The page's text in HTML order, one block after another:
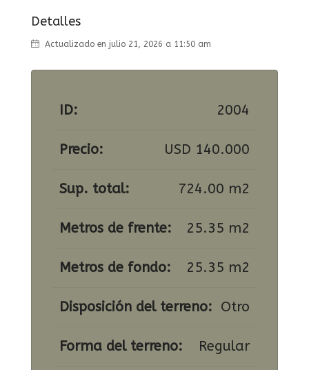
Detalles
Actualizado en julio 21, 2026 a 11:50 am
ID: 2004
Precio: USD 140.000
Sup. total: 724.00 m2
Metros de frente: 25.35 m2
Metros de fondo: 25.35 m2
Disposición del terreno: Otro
Forma del terreno: Regular